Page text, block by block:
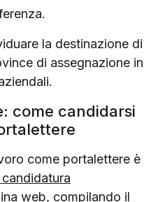
la destinazione di
di assegnazione in
come candidarsi
come portalettere è
web, compilando il